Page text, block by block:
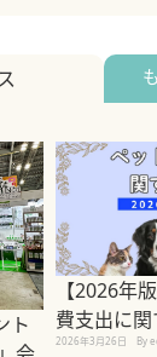
ト
【2026年
費支出に
2026年3月26日 By